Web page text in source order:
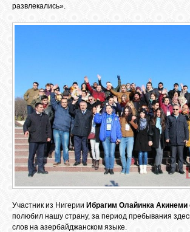
развлекались».
Участник из Нигерии Ибрагим Олайинка Акинеми
полюбил нашу страну, за период пребывания
слов на азербайджанском языке.